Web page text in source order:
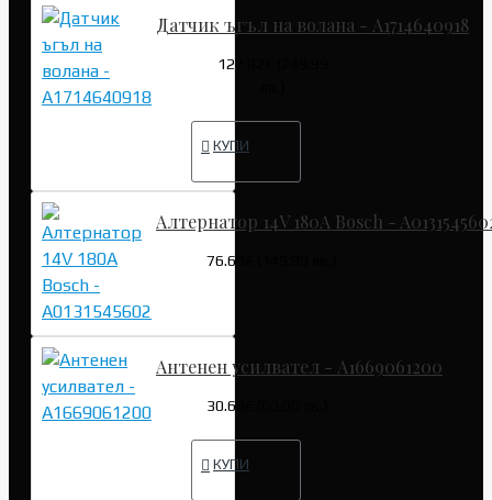
Датчик ъгъл на волана - A1714640918
127.82€ (249.99
КУПИ
Алтернатор 14V 180A Bosch -
76.69€ (149.99 лв.)
Антенен усилвател - A1669061200
30.68€ (60.00 лв.)
КУПИ